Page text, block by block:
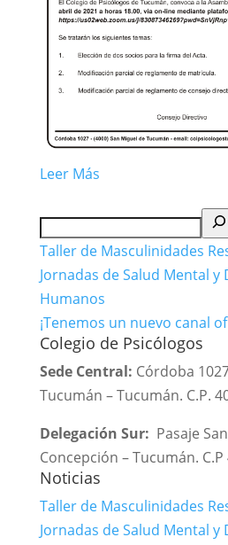
Leer Más
Buscar
Taller de Masculinidades
Jornadas de Salud Mental y
Humanos
¡Tenemos un nuevo canal
Colegio de Psicólogos
Sede Central: Córdoba
Tucumán – Tucumán. C.P.
Delegación Sur: Pasaje
Concepción – Tucumán. C.P
Noticias
Taller de Masculinidades
Jornadas de Salud Mental y